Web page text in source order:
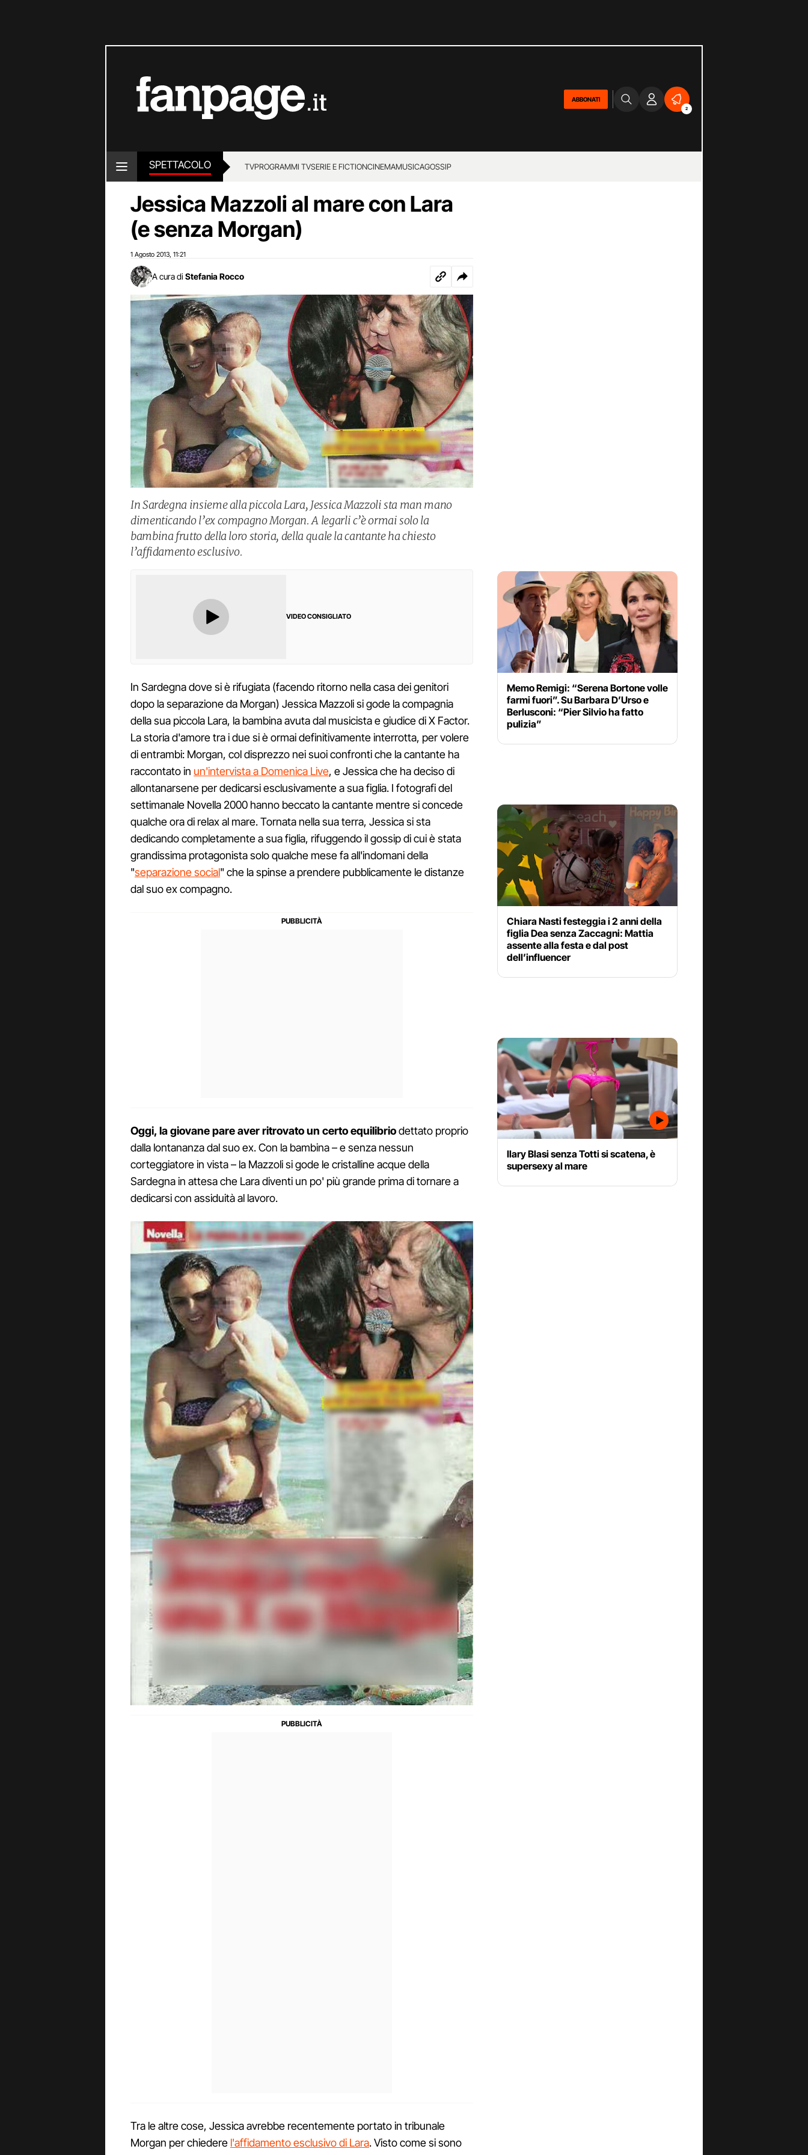
ABBONATI
2
SPETTACOLO TVPROGRAMMI TVSERIE E FICTIONCINEMAMUSICAGOSSIP
Jessica Mazzoli al mare con Lara
(e senza Morgan)
1 Agosto 2013 11:21
A cura di Stefania Rocco
In Sardegna insieme alla piccola Lara, Jessica Mazzoli sta man mano
dimenticando l’ex compagno Morgan. A legarli c’è ormai solo la
bambina frutto della loro storia, della quale la cantante ha chiesto
l’affidamento esclusivo.
VIDEO CONSIGLIATO
In Sardegna dove si è rifugiata (facendo ritorno nella casa dei genitori
dopo la separazione da Morgan) Jessica Mazzoli si gode la compagnia
della sua piccola Lara, la bambina avuta dal musicista e giudice di X Factor.
La storia d'amore tra i due si è ormai definitivamente interrotta, per volere
di entrambi: Morgan, col disprezzo nei suoi confronti che la cantante ha
raccontato in un'intervista a Domenica Live, e Jessica che ha deciso di
allontanarsene per dedicarsi esclusivamente a sua figlia. I fotografi del
settimanale Novella 2000 hanno beccato la cantante mentre si concede
qualche ora di relax al mare. Tornata nella sua terra, Jessica si sta
dedicando completamente a sua figlia, rifuggendo il gossip di cui è stata
grandissima protagonista solo qualche mese fa all'indomani della
"separazione social" che la spinse a prendere pubblicamente le distanze
dal suo ex compagno.
Oggi, la giovane pare aver ritrovato un certo equilibriodettato proprio
dalla lontananza dal suo ex. Con la bambina – e senza nessun
corteggiatore in vista – la Mazzoli si gode le cristalline acque della
Sardegna in attesa che Lara diventi un po' più grande prima di tornare a
dedicarsi con assiduità al lavoro.
Tra le altre cose, Jessica avrebbe recentemente portato in tribunale
Morgan per chiedere l'affidamento esclusivo di Lara. Visto come si sono
Memo Remigi: “Serena Bortone volle
farmi fuori”. Su Barbara D’Urso e
Berlusconi: “Pier Silvio ha fatto
pulizia”
Chiara Nasti festeggia i 2 anni della
figlia Dea senza Zaccagni: Mattia
assente alla festa e dal post
dell’influencer
Ilary Blasi senza Totti si scatena, è
supersexy al mare